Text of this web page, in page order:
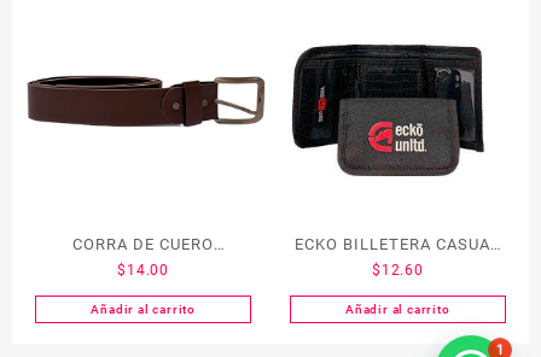
CORRA DE CUERO
ECKO(EK172-CAM)
$ 14.00
Añadir al carrito
ECKO BILLETERA CASUAL
(EK177-BLK)
$ 12.60
Añadir al carrito
1